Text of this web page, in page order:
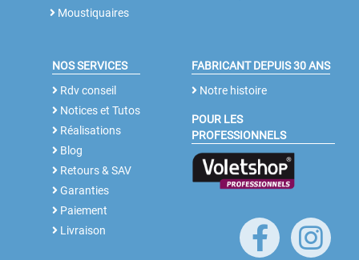
Moustiquaires
NOS SERVICES
Rdv conseil
Notices et Tutos
Réalisations
Blog
Retours & SAV
Garanties
Paiement
Livraison
FABRICANT DEPUIS 30 ANS
Notre histoire
POUR LES
PROFESSIONNELS